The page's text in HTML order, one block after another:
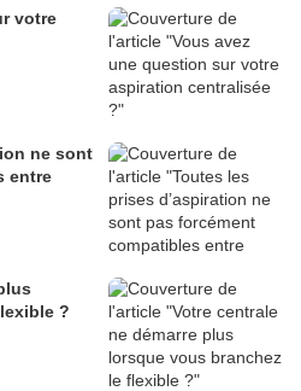
votre
ne sont
entre
?